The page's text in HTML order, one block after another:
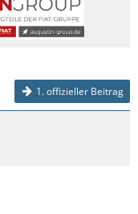
1. offizieller Beitrag